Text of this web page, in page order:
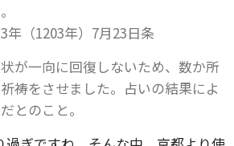
（1203年）7月23日条
状が一向に回復しないため、数か所
祈祷をさせました。占いの結果によ
とのこと。